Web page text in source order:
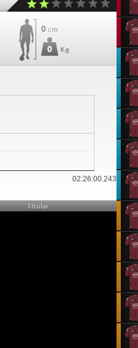
0 cm
0 Kg
02:26:00.243
Titular